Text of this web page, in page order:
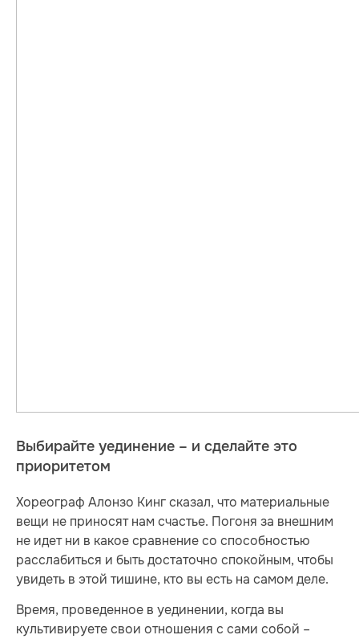
Выбирайте уединение – и сделайте это
приоритетом
Хореограф Алонзо Кинг сказал, что материальные
вещи не приносят нам счастье. Погоня за внешним
не идет ни в какое сравнение со способностью
расслабиться и быть достаточно спокойным, чтобы
увидеть в этой тишине, кто вы есть на самом деле.
Время, проведенное в уединении, когда вы
культивируете свои отношения с сами собой –